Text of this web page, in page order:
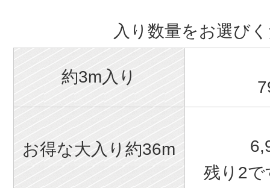
入り数量をお選び
約3m入り
お得な大入り約36m
残り2